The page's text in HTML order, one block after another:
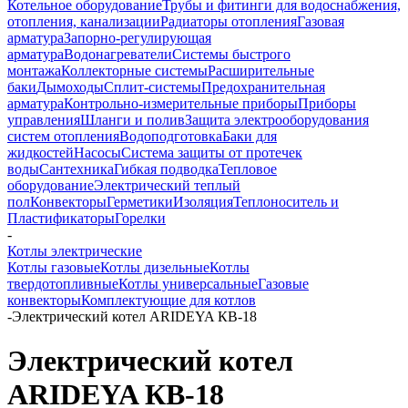
Котельное оборудованиеТрубы и фитинги для водоснабжения,
отопления, канализацииРадиаторы отопленияГазовая
арматураЗапорно-регулирующая
арматураВодонагревателиСистемы быстрого
монтажаКоллекторные системыРасширительные
бакиДымоходыСплит-системыПредохранительная
арматураКонтрольно-измерительные приборыПриборы
управленияШланги и поливЗащита электрооборудования
систем отопленияВодоподготовкаБаки для
жидкостейНасосыСистема защиты от протечек
водыСантехникаГибкая подводкаТепловое
оборудованиеЭлектрический теплый
полКонвекторыГерметикиИзоляцияТеплоноситель и
ПластификаторыГорелки
-
Котлы электрические
Котлы газовыеКотлы дизельныеКотлы
твердотопливныеКотлы универсальныеГазовые
конвекторыКомплектующие для котлов
-Электрический котел ARIDEYA КВ‑18
Электрический котел
ARIDEYA КВ‑18